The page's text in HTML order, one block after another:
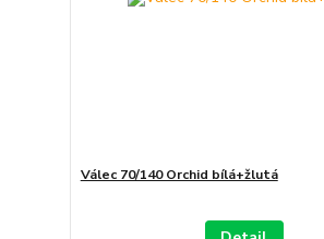
Válec 70/140 Orchid bílá+žlutá